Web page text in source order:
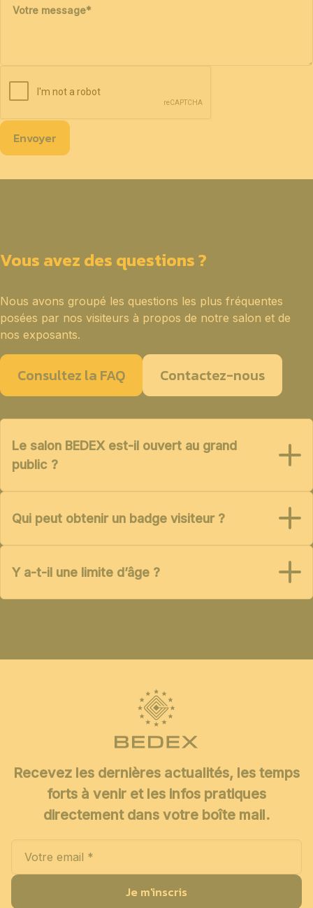
Votre message*
Envoyer
Vous avez des questions ?
Nous avons groupé les questions les plus fréquentes
posées par nos visiteurs à propos de notre salon et de
nos exposants.
Consultez la FAQ Contactez-nous
Le salon BEDEX est-il ouvert au grand
public ?
Qui peut obtenir un badge visiteur ?
Y a-t-il une limite d’âge ?
Recevez les dernières actualités, les temps
forts à venir et les infos pratiques
directement dans votre boîte mail.
Je m'inscris